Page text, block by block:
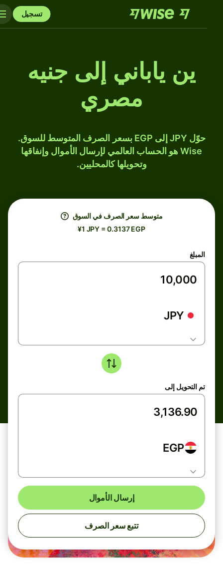
تسجيل
ين ياباني إلى جنيه
مصري
حوّل JPY إلى EGP بسعر الصرف المتوسط للسوق.
Wise هو الحساب العالمي لإرسال الأموال وإنفاقها
وتحويلها كالمحليين.
متوسط ​​سعر الصرف في السوق
¥1 JPY = 0.3137 EGP
المبلغ
JPY
تم التحويل إلى
EGP
إرسال الأموال
تتبع سعر الصرف